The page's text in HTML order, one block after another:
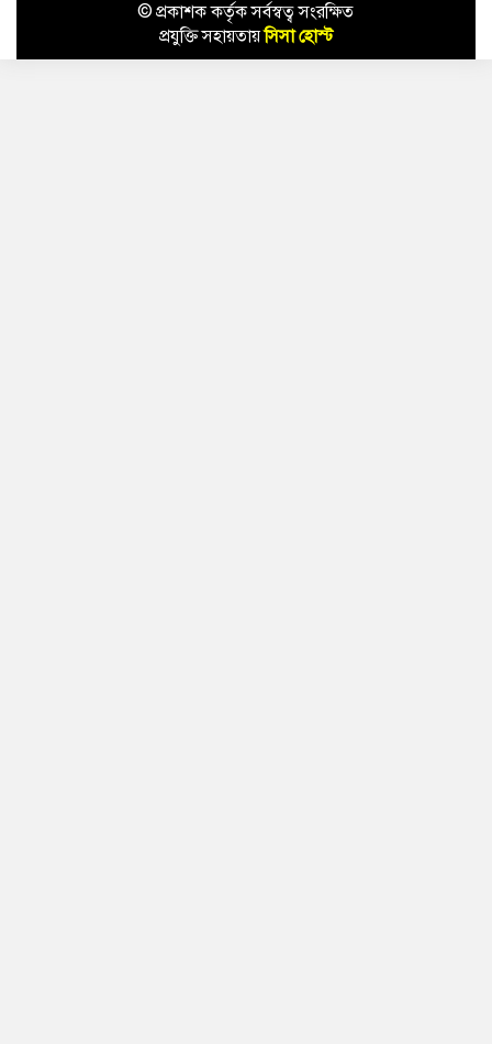
© প্রকাশক কর্তৃক সর্বস্বত্ব সংরক্ষিত
প্রযুক্তি সহায়তায়সিসা হোস্ট